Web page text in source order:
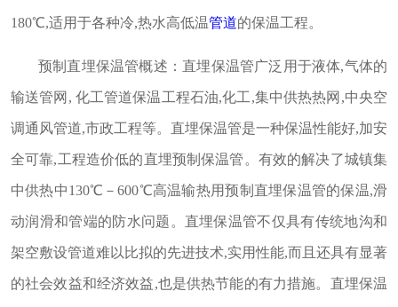
180℃,适用于各种冷,热水高低温管道的保温工程。
预制直埋保温管概述：直埋保温管广泛用于液体,气体的
输送管网, 化工管道保温工程石油,化工,集中供热热网,中央空
调通风管道,市政工程等。直埋保温管是一种保温性能好,加安
全可靠,工程造价低的直埋预制保温管。有效的解决了城镇集
中供热中130℃－600℃高温输热用预制直埋保温管的保温,滑
动润滑和管端的防水问题。直埋保温管不仅具有传统地沟和
架空敷设管道难以比拟的先进技术,实用性能,而且还具有显著
的社会效益和经济效益,也是供热节能的有力措施。直埋保温